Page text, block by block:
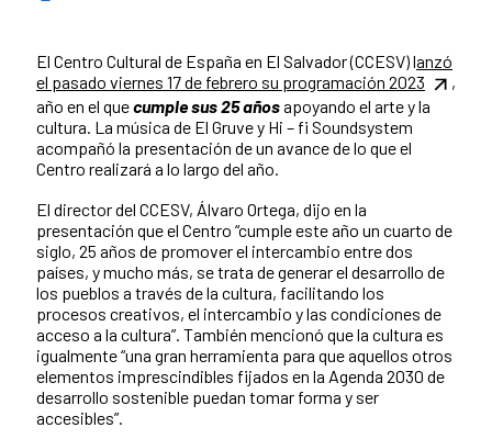
El Centro Cultural de España en El Salvador (CCESV) lanzó
el pasado viernes 17 de febrero su programación 2023
,
año en el quecumple sus 25 añosapoyando el arte y la
cultura. La música de El Gruve y Hi – fi Soundsystem
acompañó la presentación de un avance de lo que el
Centro realizará a lo largo del año.
El director del CCESV, Álvaro Ortega, dijo en la
presentación que el Centro “cumple este año un cuarto de
siglo, 25 años de promover el intercambio entre dos
países, y mucho más, se trata de generar el desarrollo de
los pueblos a través de la cultura, facilitando los
procesos creativos, el intercambio y las condiciones de
acceso a la cultura”. También mencionó que la cultura es
igualmente “una gran herramienta para que aquellos otros
elementos imprescindibles fijados en la Agenda 2030 de
desarrollo sostenible puedan tomar forma y ser
accesibles”.